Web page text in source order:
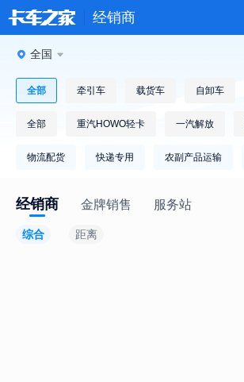
经销商
全国
全部 牵引车 载货车 自卸车
全部 重汽HOWO轻卡 一汽解放
物流配货 快递专用 农副产品运输
经销商 金牌销售 服务站
综合 距离